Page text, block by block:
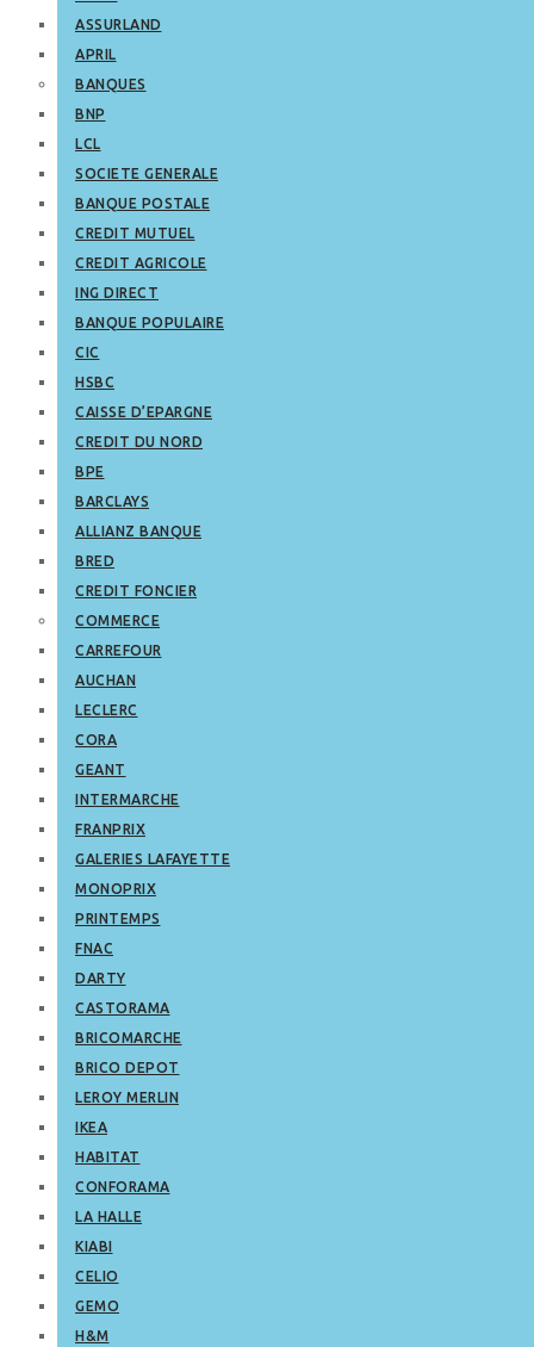
ASSURLAND
APRIL
BANQUES
BNP
LCL
SOCIETE GENERALE
BANQUE POSTALE
CREDIT MUTUEL
CREDIT AGRICOLE
ING DIRECT
BANQUE POPULAIRE
CIC
HSBC
CAISSE D’EPARGNE
CREDIT DU NORD
BPE
BARCLAYS
ALLIANZ BANQUE
BRED
CREDIT FONCIER
COMMERCE
CARREFOUR
AUCHAN
LECLERC
CORA
GEANT
INTERMARCHE
FRANPRIX
GALERIES LAFAYETTE
MONOPRIX
PRINTEMPS
FNAC
DARTY
CASTORAMA
BRICOMARCHE
BRICO DEPOT
LEROY MERLIN
IKEA
HABITAT
CONFORAMA
LA HALLE
KIABI
CELIO
GEMO
H&M